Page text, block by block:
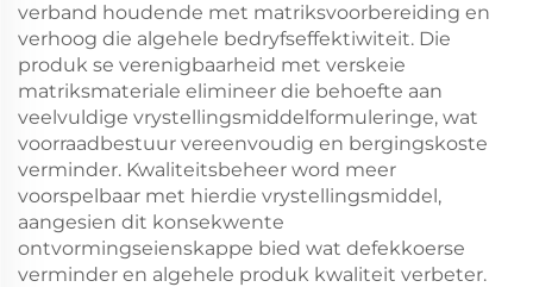
verband houdende met matriksvoorbereiding en
verhoog die algehele bedryfseffektiwiteit. Die
produk se verenigbaarheid met verskeie
matriksmateriale elimineer die behoefte aan
veelvuldige vrystellingsmiddelformuleringe, wat
voorraadbestuur vereenvoudig en bergingskoste
verminder. Kwaliteitsbeheer word meer
voorspelbaar met hierdie vrystellingsmiddel,
aangesien dit konsekwente
ontvormingseienskappe bied wat defekkoerse
verminder en algehele produk kwaliteit verbeter.